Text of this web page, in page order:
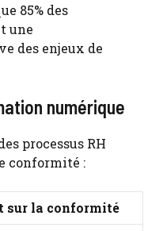
85% des
une
des enjeux de
numérique
processus RH
conformité :
sur la conformité